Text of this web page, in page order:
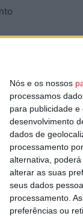
Nós e os nossos
processamos
para publicidade
desenvolvimento
dados de
processamento
alternativa,
alterar as suas
seus dados
processamento.
preferências ou
ouvir na
Sernancelhe